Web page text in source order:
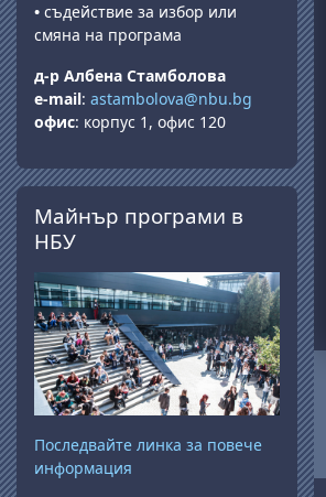
• съдействие за избор или
смяна на програма
д-р Албена Стамболова
e-mail: astambolova@nbu.bg
офис: корпус 1, офис 120
Passer Майнър програми в НБУ
Майнър програми в
НБУ
Последвайте линка за повече
информация